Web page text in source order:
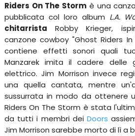
Riders On The Storm è una
pubblicata col loro album L.A.
chitarrista Robby Krieger,
canzone cowboy "Ghost Riders In
contiene effetti sonori quali
Manzarek imita il cadere delle
elettrico. Jim Morrison invece
una quella cantata, mentre
sussurrata in modo da ottenere
Riders On The Storm è stata
da tutti i membri deiDoors
Jim Morrison sarebbe morto di lì a